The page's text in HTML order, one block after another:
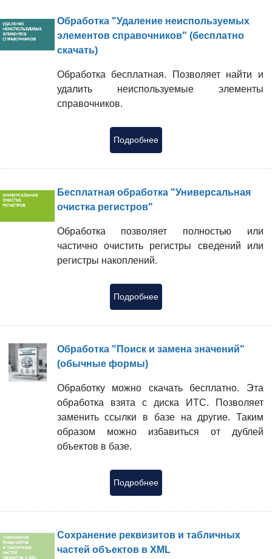
Обработка "Удаление неиспользуемых
элементов справочников" (бесплатно
скачать)
Обработка бесплатная. Позволяет найти и
удалить неиспользуемые элементы
справочников.
Подробнее
Бесплатная обработка "Универсальная
очистка регистров"
Обработка позволяет полностью или
частично очистить регистры сведений или
регистры накоплений.
Подробнее
Обработка "Поиск и замена значений"
(обычные формы)
Обработку можно скачать бесплатно. Эта
обработка взята с диска ИТС. Позволяет
заменить ссылки в базе на другие. Таким
образом можно избавиться от дублей
объектов в базе.
Подробнее
Сохранение реквизитов и табличных
частей объектов в XML